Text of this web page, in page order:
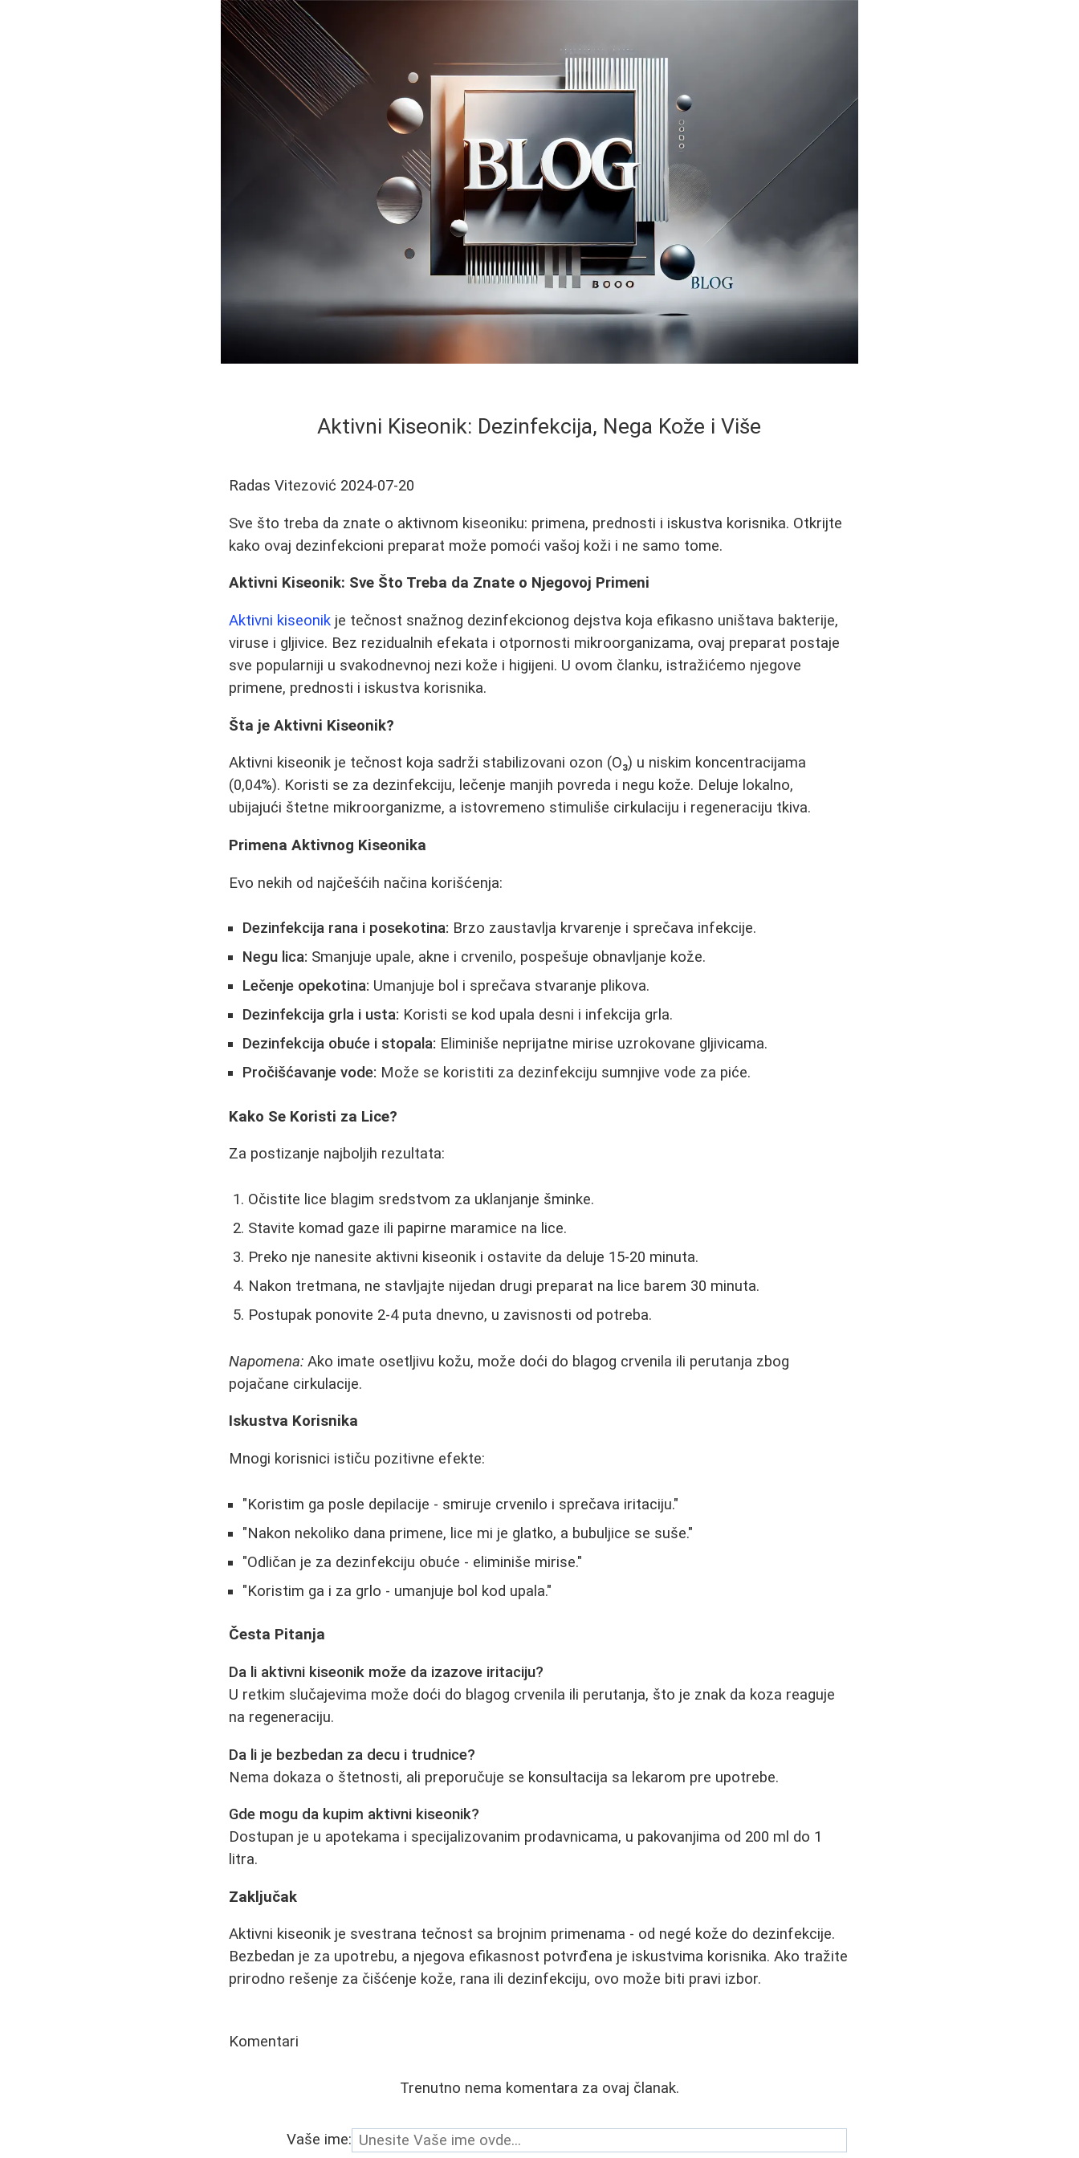
Aktivni Kiseonik: Dezinfekcija, Nega Kože i Više
Radas Vitezović 2024-07-20
Sve što treba da znate o aktivnom kiseoniku: primena, prednosti i iskustva korisnika. Otkrijte
kako ovaj dezinfekcioni preparat može pomoći vašoj koži i ne samo tome.
Aktivni Kiseonik: Sve Što Treba da Znate o Njegovoj Primeni
Aktivni kiseonik je tečnost snažnog dezinfekcionog dejstva koja efikasno uništava bakterije,
viruse i gljivice. Bez rezidualnih efekata i otpornosti mikroorganizama, ovaj preparat postaje
sve popularniji u svakodnevnoj nezi kože i higijeni. U ovom članku, istražićemo njegove
primene, prednosti i iskustva korisnika.
Šta je Aktivni Kiseonik?
Aktivni kiseonik je tečnost koja sadrži stabilizovani ozon (O₃) u niskim koncentracijama
(0,04%). Koristi se za dezinfekciju, lečenje manjih povreda i negu kože. Deluje lokalno,
ubijajući štetne mikroorganizme, a istovremeno stimuliše cirkulaciju i regeneraciju tkiva.
Primena Aktivnog Kiseonika
Evo nekih od najčešćih načina korišćenja:
Dezinfekcija rana i posekotina: Brzo zaustavlja krvarenje i sprečava infekcije.
Negu lica: Smanjuje upale, akne i crvenilo, pospešuje obnavljanje kože.
Lečenje opekotina: Umanjuje bol i sprečava stvaranje plikova.
Dezinfekcija grla i usta: Koristi se kod upala desni i infekcija grla.
Dezinfekcija obuće i stopala: Eliminiše neprijatne mirise uzrokovane gljivicama.
Pročišćavanje vode: Može se koristiti za dezinfekciju sumnjive vode za piće.
Kako Se Koristi za Lice?
Za postizanje najboljih rezultata:
Očistite lice blagim sredstvom za uklanjanje šminke.
Stavite komad gaze ili papirne maramice na lice.
Preko nje nanesite aktivni kiseonik i ostavite da deluje 15-20 minuta.
Nakon tretmana, ne stavljajte nijedan drugi preparat na lice barem 30 minuta.
Postupak ponovite 2-4 puta dnevno, u zavisnosti od potreba.
Napomena: Ako imate osetljivu kožu, može doći do blagog crvenila ili perutanja zbog
pojačane cirkulacije.
Iskustva Korisnika
Mnogi korisnici ističu pozitivne efekte:
"Koristim ga posle depilacije - smiruje crvenilo i sprečava iritaciju."
"Nakon nekoliko dana primene, lice mi je glatko, a bubuljice se suše."
"Odličan je za dezinfekciju obuće - eliminiše mirise."
"Koristim ga i za grlo - umanjuje bol kod upala."
Česta Pitanja
Da li aktivni kiseonik može da izazove iritaciju?
U retkim slučajevima može doći do blagog crvenila ili perutanja, što je znak da koza reaguje
na regeneraciju.
Da li je bezbedan za decu i trudnice?
Nema dokaza o štetnosti, ali preporučuje se konsultacija sa lekarom pre upotrebe.
Gde mogu da kupim aktivni kiseonik?
Dostupan je u apotekama i specijalizovanim prodavnicama, u pakovanjima od 200 ml do 1
litra.
Zaključak
Aktivni kiseonik je svestrana tečnost sa brojnim primenama - od negé kože do dezinfekcije.
Bezbedan je za upotrebu, a njegova efikasnost potvrđena je iskustvima korisnika. Ako tražite
prirodno rešenje za čišćenje kože, rana ili dezinfekciju, ovo može biti pravi izbor.
Komentari
Trenutno nema komentara za ovaj članak.
Vaše ime: